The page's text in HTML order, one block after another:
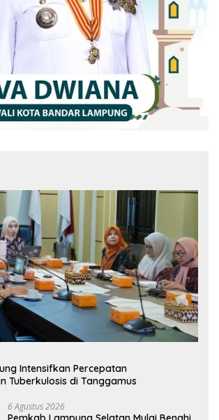
Intensifkan Percepatan
Tuberkulosis di Tanggamus
6 Agustus 2026